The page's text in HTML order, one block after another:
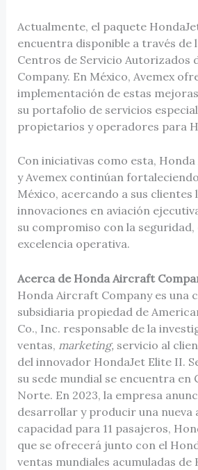
Actualmente, el paquete
encuentra disponible a través de
Centros de Servicio Autorizados
Company. En México, Avemex
implementación de estas
su portafolio de servicios
propietarios y operadores para
Con iniciativas como esta,
y Avemex continúan
México, acercando a sus clientes
innovaciones en aviación
su compromiso con la seguridad,
excelencia operativa.
Acerca de Honda Aircraft
Honda Aircraft Company es una
subsidiaria propiedad de
Co., Inc. responsable de la
ventas, marketing, servicio al
del innovador HondaJet Elite II.
su sede mundial se encuentra en
Norte. En 2023, la empresa
desarrollar y producir una nueva
capacidad para 11 pasajeros,
que se ofrecerá junto con el
ventas mundiales acumuladas de